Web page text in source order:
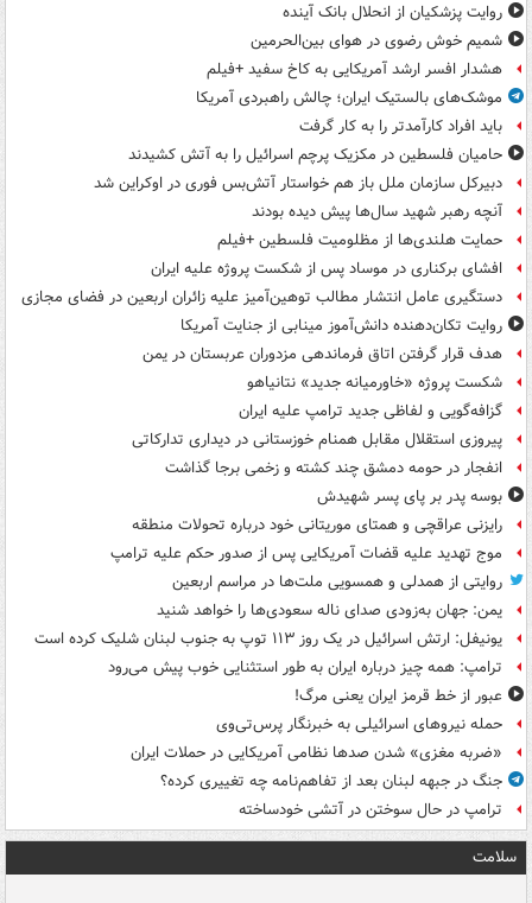
روایت پزشکیان از انحلال بانک آینده
شمیم خوش رضوی در هوای بین‌الحرمین
هشدار افسر ارشد آمریکایی به کاخ سفید +فیلم
موشک‌های بالستیک ایران؛ چالش راهبردی آمریکا
باید افراد کارآمدتر را به کار گرفت
حامیان فلسطین در مکزیک پرچم اسرائیل را به آتش کشیدند
دبیرکل سازمان ملل باز هم خواستار آتش‌بس فوری در اوکراین شد
آنچه رهبر شهید سال‌ها پیش دیده بودند
حمایت هلندی‌ها از مظلومیت فلسطین +فیلم
افشای برکناری در موساد پس از شکست پروژه علیه ایران
دستگیری عامل انتشار مطالب توهین‌آمیز علیه زائران اربعین در فضای مجازی
روایت تکان‌دهنده دانش‌آموز مینابی از جنایت آمریکا
هدف قرار گرفتن اتاق‌ فرماندهی مزدوران عربستان در یمن
شکست پروژه «خاورمیانه جدید» نتانیاهو
گزافه‌گویی و لفاظی جدید ترامپ علیه ایران
پیروزی استقلال مقابل همنام خوزستانی در دیداری تدارکاتی
انفجار در حومه دمشق چند کشته و زخمی برجا گذاشت
بوسه‌ پدر بر پای پسر شهیدش
رایزنی عراقچی و همتای موریتانی خود درباره تحولات منطقه
موج تهدید علیه قضات آمریکایی پس از صدور حکم علیه ترامپ
روایتی از همدلی و همسویی ملت‌ها در مراسم اربعین
یمن: جهان به‌زودی صدای ناله سعودی‌ها را خواهد شنید
یونیفل: ارتش اسرائیل در یک روز ۱۱۳ توپ به جنوب لبنان شلیک کرده است
ترامپ: همه چیز درباره ایران به طور استثنایی خوب پیش می‌رود
عبور از خط قرمز ایران یعنی مرگ!
حمله نیروهای اسرائیلی به خبرنگار پرس‌تی‌وی
«ضربه مغزی» شدن صدها نظامی آمریکایی در حملات ایران
جنگ در جبهه لبنان بعد از تفاهم‌نامه چه تغییری کرده؟
ترامپ در حال سوختن در آتشی خودساخته
سلامت